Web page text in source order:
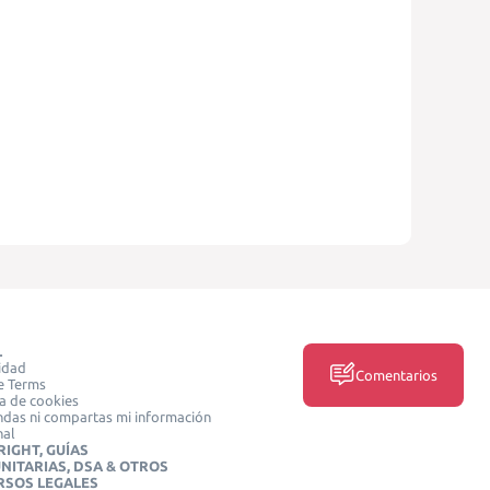
Terms
de cookies
ni compartas mi información
GUÍAS
DSA & OTROS
LEGALES
Comentarios